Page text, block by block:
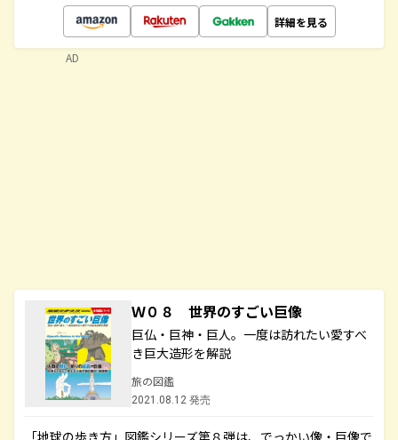
詳細を見る
Ｗ０８ 世界のすごい巨像
巨仏・巨神・巨人。一度は訪れたい愛すべ
き巨大造形を解説
旅の図鑑
2021.08.12 発売
「地球の歩き方」図鑑シリーズ第８弾は、でっかい像・巨像で
AD